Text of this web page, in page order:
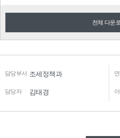
전체 다운
담당부서 조세정책과
담당자 김태경